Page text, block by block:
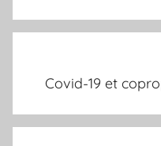
Covid-19 et